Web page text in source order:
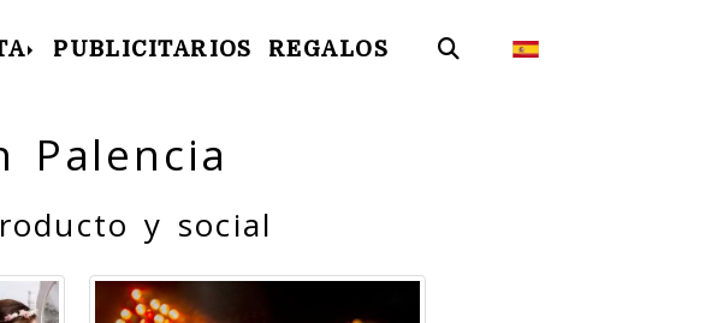
PUBLICITARIOS REGALOS
Palencia
y social